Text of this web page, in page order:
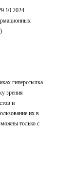
гиперссылка
зрения
и
их в
только с